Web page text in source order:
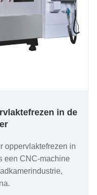
in de
oppervlaktefrezen in
een CNC-machine